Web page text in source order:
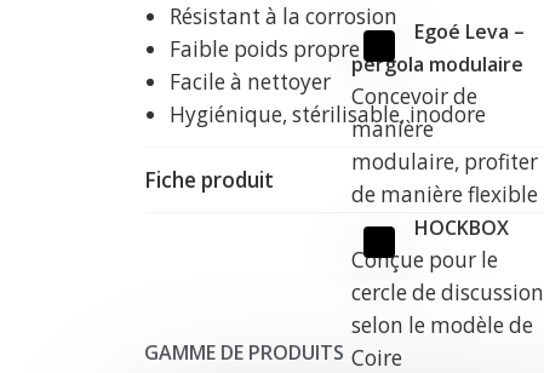
Egoé Leva –
pergola modulaire
Concevoir de
manière
modulaire, profiter
de manière flexible
HOCKBOX
Conçue pour le
cercle de discussion
selon le modèle de
Coire
Résistant à la corrosion
Faible poids propre
Facile à nettoyer
Hygiénique, stérilisable, inodore
Fiche produit
GAMME DE PRODUITS